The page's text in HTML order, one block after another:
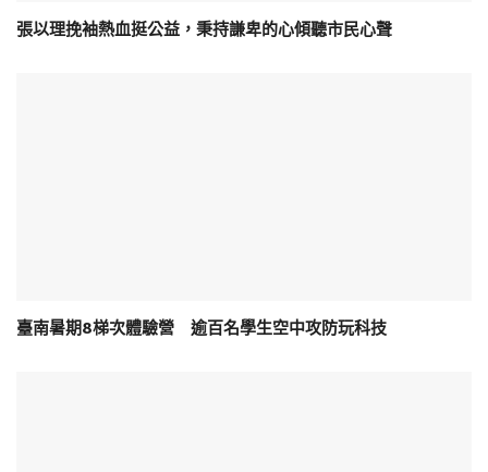
張以理挽袖熱血挺公益，秉持謙卑的心傾聽市民心聲
臺南暑期8梯次體驗營 逾百名學生空中攻防玩科技